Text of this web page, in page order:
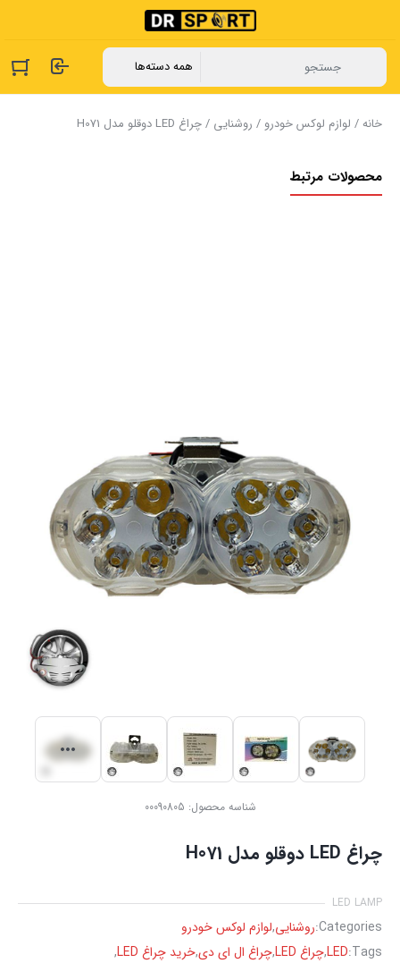
خانه/ لوازم لوکس خودرو / روشنایی / چراغ LED دوقلو مدل H071
محصولات مرتبط
شناسه محصول: 00090805
چراغ LED دوقلو مدل H071
LED LAMP
Categories: روشنایی,لوازم لوکس خودرو
Tags:
LED
,چراغ LED ,چراغ ال ای دی,خرید چراغ LED
,